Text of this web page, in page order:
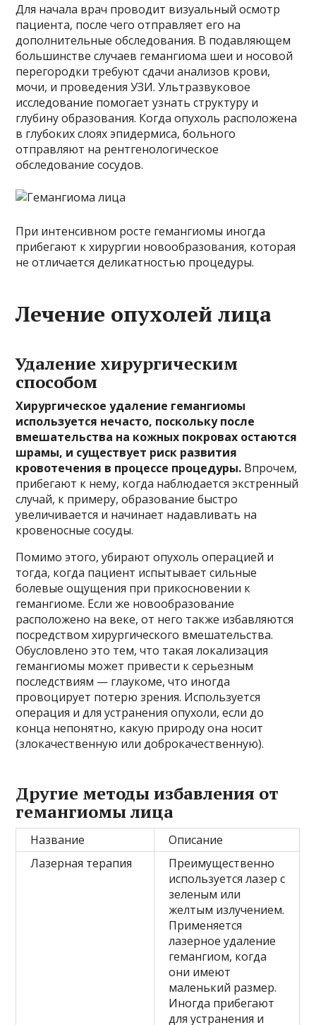
Для начала врач проводит визуальный осмотр
пациента, после чего отправляет его на
дополнительные обследования. В подавляющем
большинстве случаев гемангиома шеи и носовой
перегородки требуют сдачи анализов крови,
мочи, и проведения УЗИ. Ультразвуковое
исследование помогает узнать структуру и
глубину образования. Когда опухоль расположена
в глубоких слоях эпидермиса, больного
отправляют на рентгенологическое
обследование сосудов.
При интенсивном росте гемангиомы иногда
прибегают к хирургии новообразования, которая
не отличается деликатностью процедуры.
Лечение опухолей лица
Удаление хирургическим
способом
Хирургическое удаление гемангиомы
используется нечасто, поскольку после
вмешательства на кожных покровах остаются
шрамы, и существует риск развития
кровотечения в процессе процедуры. Впрочем,
прибегают к нему, когда наблюдается экстренный
случай, к примеру, образование быстро
увеличивается и начинает надавливать на
кровеносные сосуды.
Помимо этого, убирают опухоль операцией и
тогда, когда пациент испытывает сильные
болевые ощущения при прикосновении к
гемангиоме. Если же новообразование
расположено на веке, от него также избавляются
посредством хирургического вмешательства.
Обусловлено это тем, что такая локализация
гемангиомы может привести к серьезным
последствиям — глаукоме, что иногда
провоцирует потерю зрения. Используется
операция и для устранения опухоли, если до
конца непонятно, какую природу она носит
(злокачественную или доброкачественную).
Другие методы избавления от
гемангиомы лица
Название
Описание
Лазерная терапия
Преимущественно
используется лазер с
зеленым или
желтым излучением.
Применяется
лазерное удаление
гемангиом, когда
они имеют
маленький размер.
Иногда прибегают
для устранения и